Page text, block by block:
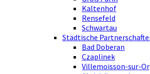
Kaltenhof
Rensefeld
Schwartau
Städtische
Bad Doberan
Czaplinek
Villemoisson-sur-